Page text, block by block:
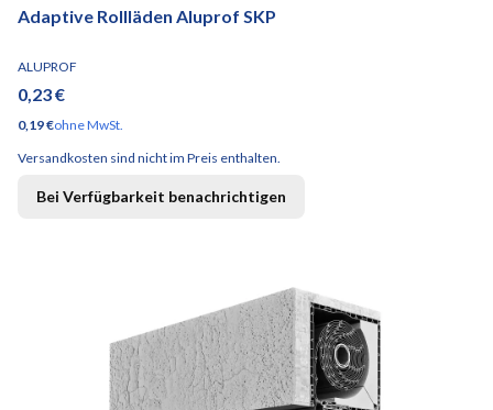
Adaptive Rollläden Aluprof SKP
HERSTELLER
ALUPROF
Preis
0,23 €
Preis
0,19 €ohne MwSt.
Versandkosten sind nicht im Preis enthalten.
Bei Verfügbarkeit benachrichtigen